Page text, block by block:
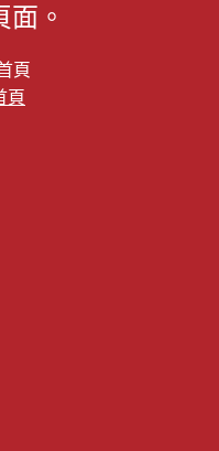
。
頁
頁